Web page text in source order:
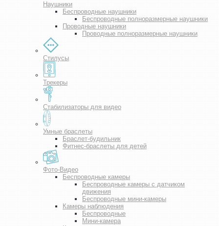
Наушники
Беспроводные наушники
Беспроводные полноразмерные наушники
Проводные наушники
Проводные полноразмерные наушники
Стилусы
Трекеры
Стабилизаторы для видео
Умные браслеты
Браслет-будильник
Фитнес-браслеты для детей
Фото-Видео
Беспроводные камеры
Беспроводные камеры с датчиком
движения
Беспроводные мини-камеры
Камеры наблюдения
Беспроводные
Мини-камера